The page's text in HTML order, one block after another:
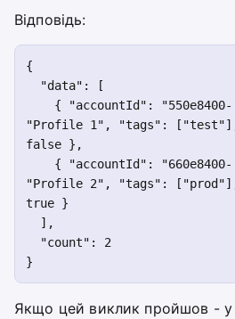
Відповідь:
{
"Profile 1", "tags": ["test"],
false },
"Profile 2", "tags": ["prod"],
true }
Якщо цей виклик пройшов - у